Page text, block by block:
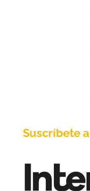
Suscríbete a